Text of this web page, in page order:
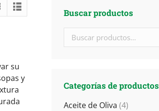
su
y
Buscar productos
Categorías de productos
Aceite de Oliva (4)